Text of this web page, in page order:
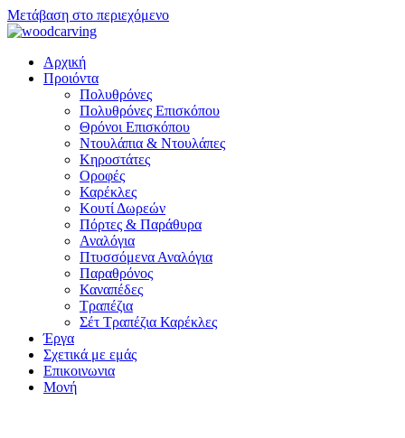
Μετάβαση στο περιεχόμενο
Αρχική
Προιόντα
Πολυθρόνες
Πολυθρόνες Επισκόπου
Θρόνοι Επισκόπου
Ντουλάπια & Ντουλάπες
Κηροστάτες
Οροφές
Καρέκλες
Κουτί Δωρεών
Πόρτες & Παράθυρα
Αναλόγια
Πτυσσόμενα Αναλόγια
Παραθρόνος
Καναπέδες
Τραπέζια
Σέτ Τραπέζια Καρέκλες
Έργα
Σχετικά με εμάς
Επικοινωνια
Μονή